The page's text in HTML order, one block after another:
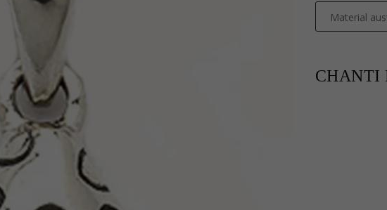
Material
CHANTI